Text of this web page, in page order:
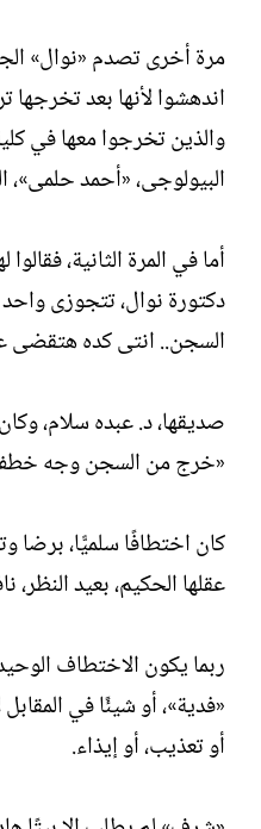
مرة أخرى تصدم «نوال»
اندهشوا لأنها بعد تخرجها
والذين تخرجوا معها في
البيولوجى، «أحمد حلمى»،
أما في المرة الثانية،
دكتورة نوال، تتجوزى
السجن.. انتى كده
صديقها، د. عبده سلام،
«خرج من السجن وجه خطف
كان اختطافًا سلميًّا،
عقلها الحكيم، بعيد النظر،
ربما يكون الاختطاف
«فدية»، أو شيئًا في
أو تعذيب، أو إيذاء.